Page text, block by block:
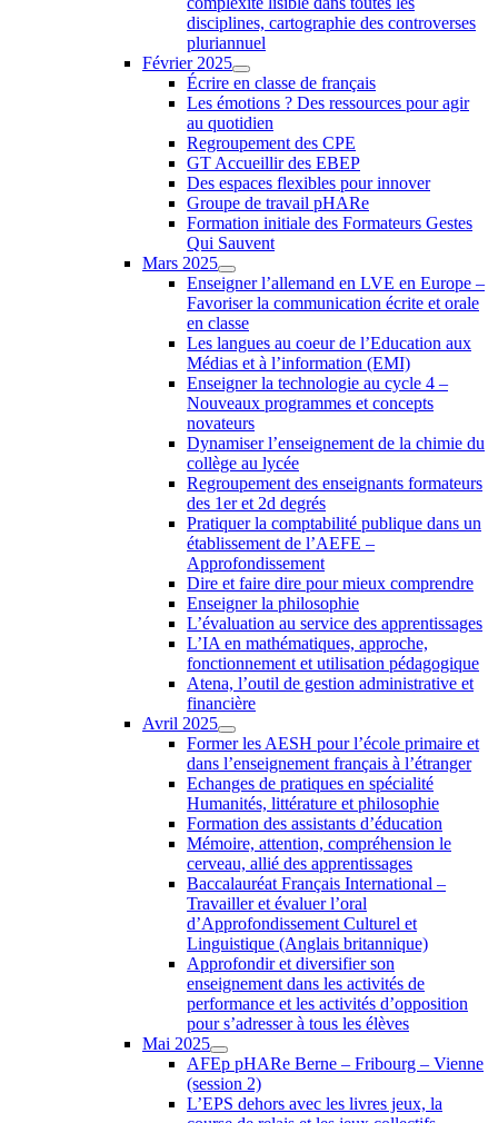
disciplines, cartographie des controverses
pluriannuel
Février 2025
Écrire en classe de français
Les émotions ? Des ressources pour agir
au quotidien
Regroupement des CPE
GT Accueillir des EBEP
Des espaces flexibles pour innover
Groupe de travail pHARe
Formation initiale des Formateurs Gestes
Qui Sauvent
Mars 2025
Enseigner l’allemand en LVE en Europe –
Favoriser la communication écrite et orale
en classe
Les langues au coeur de l’Education aux
Médias et à l’information (EMI)
Enseigner la technologie au cycle 4 –
Nouveaux programmes et concepts
novateurs
Dynamiser l’enseignement de la chimie du
collège au lycée
Regroupement des enseignants formateurs
des 1er et 2d degrés
Pratiquer la comptabilité publique dans un
établissement de l’AEFE –
Approfondissement
Dire et faire dire pour mieux comprendre
Enseigner la philosophie
L’évaluation au service des apprentissages
L’IA en mathématiques, approche,
fonctionnement et utilisation pédagogique
Atena, l’outil de gestion administrative et
financière
Avril 2025
Former les AESH pour l’école primaire et
dans l’enseignement français à l’étranger
Echanges de pratiques en spécialité
Humanités, littérature et philosophie
Formation des assistants d’éducation
Mémoire, attention, compréhension le
cerveau, allié des apprentissages
Baccalauréat Français International –
Travailler et évaluer l’oral
d’Approfondissement Culturel et
Linguistique (Anglais britannique)
Approfondir et diversifier son
enseignement dans les activités de
performance et les activités d’opposition
pour s’adresser à tous les élèves
Mai 2025
AFEp pHARe Berne – Fribourg – Vienne
(session 2)
L’EPS dehors avec les livres jeux, la